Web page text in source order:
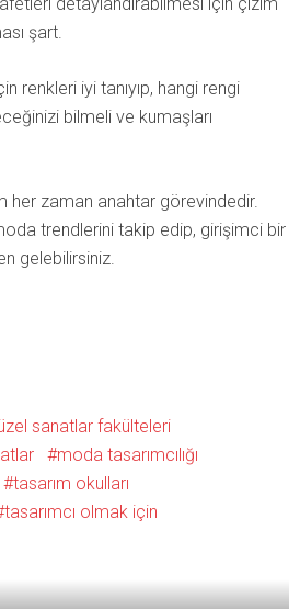
şart.
renkleri iyi tanıyıp, hangi rengi
bilmeli ve kumaşları
her zaman anahtar görevindedir.
trendlerini takip edip, girişimci bir
gelebilirsiniz.
sanatlar fakülteleri
moda tasarımcılığı
tasarım okulları
tasarımcı olmak için